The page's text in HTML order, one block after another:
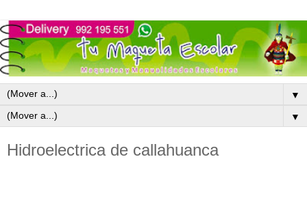
▼
▼
Hidroelectrica de callahuanca